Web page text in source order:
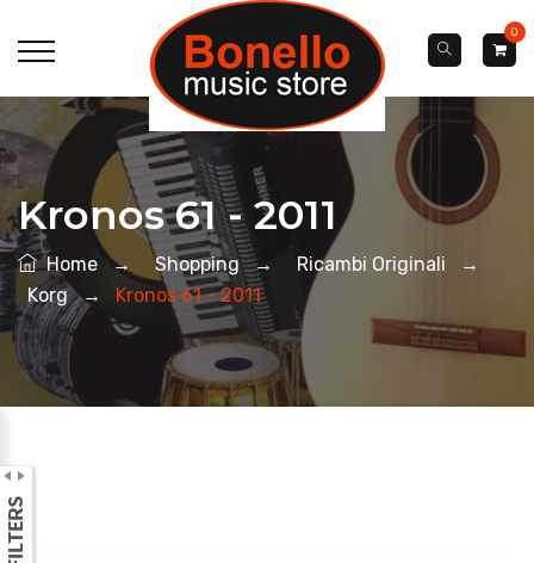
0
Kronos 61 - 2011
Home → Shopping → Ricambi Originali
→
Korg → Kronos 61 - 2011